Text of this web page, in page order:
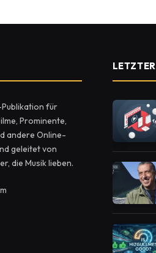
für
Prominente,
andere Online-
geleitet von
die Musik lieben.